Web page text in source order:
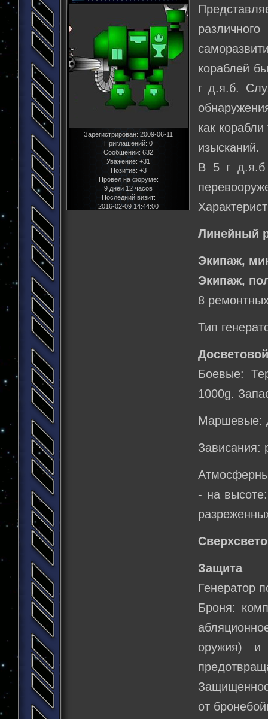
Зарегистрирован: 2009-06-11
Приглашений: 0
Сообщений: 632
Уважение: +31
Позитив: +3
Провел на форуме:
9 дней 12 часов
Последний визит:
2016-02-09 14:44:00
кораблей
г д.я.б.
как
изысканий.
В 5 г д.я.б
Линейный
Экипаж,
Экипаж,
8
Тип
Боевые:
1000g.
Маршевые:
Зависания:
- на
Защита
Генератор
Броня:
оружия) и
от